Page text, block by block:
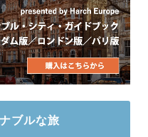
ブルな旅